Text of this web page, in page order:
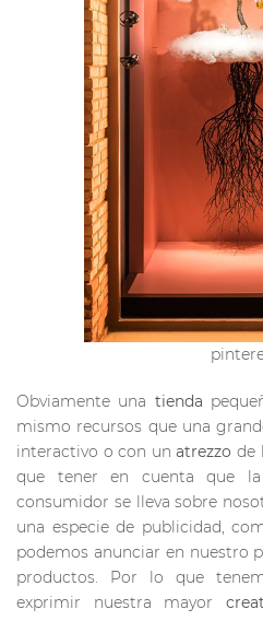
Obviamente una tienda
mismo recursos que una
interactivo o con unatrezzo de
que tener en cuenta que
consumidor se lleva sobre
una especie de publicidad,
podemos anunciar en nuestro
productos. Por lo que
exprimir nuestra mayor